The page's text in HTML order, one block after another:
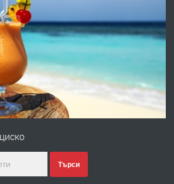
Давам гараж под наем
преди 3 дни
№4120 Магазин/Офис под наем в кв.
градската градина!
Търси